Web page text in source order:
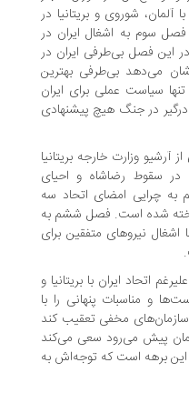
شوروی و بریتانیا در
به اشغال ایران در
بی‌طرفی ایران در
بی‌طرفی بهترین
عملی برای ایران
جنگ هیچ پیشنهادی
خارجه بریتانیا
رضاشاه و احیای
امضای اتحاد سه
شده است. فصل ششم به
متفقین برای
ایران با بریتانیا و
پنهانی را با
مخفی تعقیب کند
می‌رود سعی می‌کند
است که توجه‌اش به